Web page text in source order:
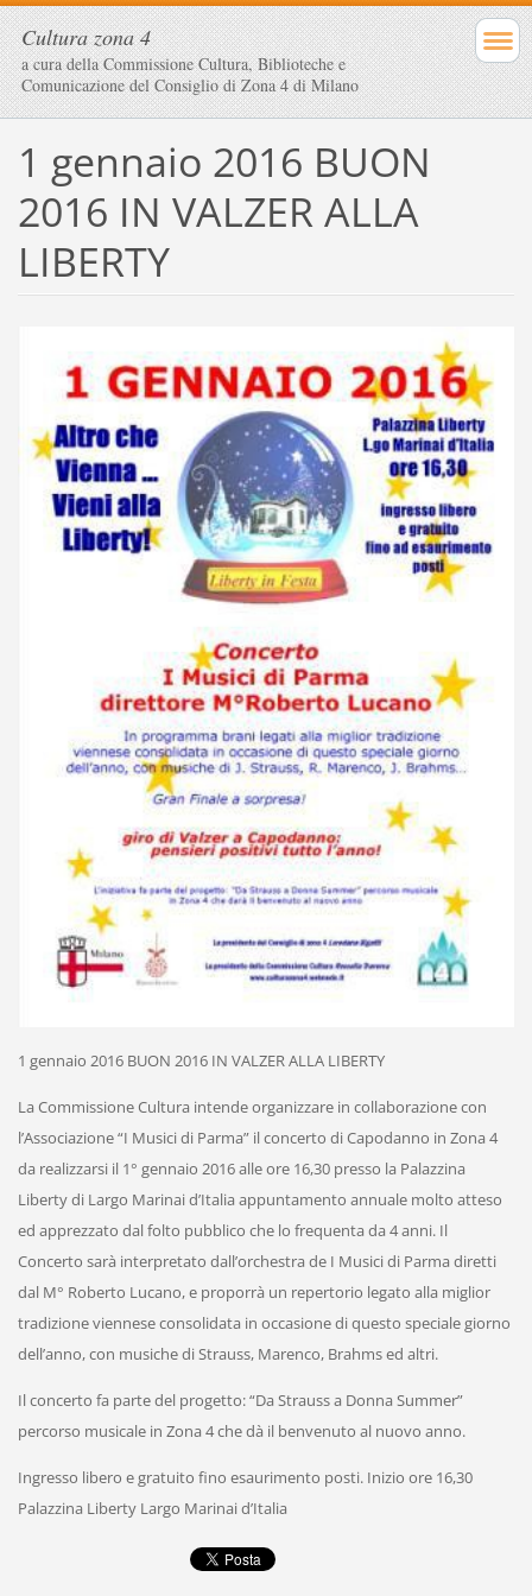
Cultura zona 4
a cura della Commissione Cultura, Biblioteche e
Comunicazione del Consiglio di Zona 4 di Milano
1 gennaio 2016 BUON
2016 IN VALZER ALLA
LIBERTY
1 gennaio 2016 BUON 2016 IN VALZER ALLA LIBERTY
La Commissione Cultura intende organizzare in collaborazione con
l’Associazione “I Musici di Parma” il concerto di Capodanno in Zona 4
da realizzarsi il 1° gennaio 2016 alle ore 16,30 presso la Palazzina
Liberty di Largo Marinai d’Italia appuntamento annuale molto atteso
ed apprezzato dal folto pubblico che lo frequenta da 4 anni. Il
Concerto sarà interpretato dall’orchestra de I Musici di Parma diretti
dal M° Roberto Lucano, e proporrà un repertorio legato alla miglior
tradizione viennese consolidata in occasione di questo speciale giorno
dell’anno, con musiche di Strauss, Marenco, Brahms ed altri.
Il concerto fa parte del progetto: “Da Strauss a Donna Summer”
percorso musicale in Zona 4 che dà il benvenuto al nuovo anno.
Ingresso libero e gratuito fino esaurimento posti. Inizio ore 16,30
Palazzina Liberty Largo Marinai d’Italia